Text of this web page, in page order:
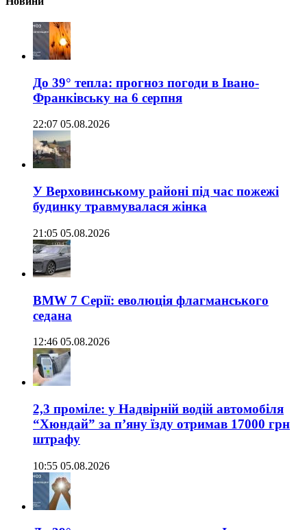
До 39° тепла: прогноз погоди в Івано-
Франківську на 6 серпня
22:07 05.08.2026
У Верховинському районі під час пожежі
будинку травмувалася жінка
21:05 05.08.2026
BMW 7 Серії: еволюція флагманського
седана
12:46 05.08.2026
2,3 проміле: у Надвірній водій автомобіля
“Хюндай” за п’яну їзду отримав 17000 грн
штрафу
10:55 05.08.2026